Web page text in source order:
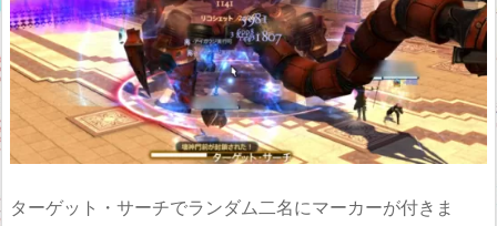
ターゲット・サーチでランダム二名にマーカーが付きま